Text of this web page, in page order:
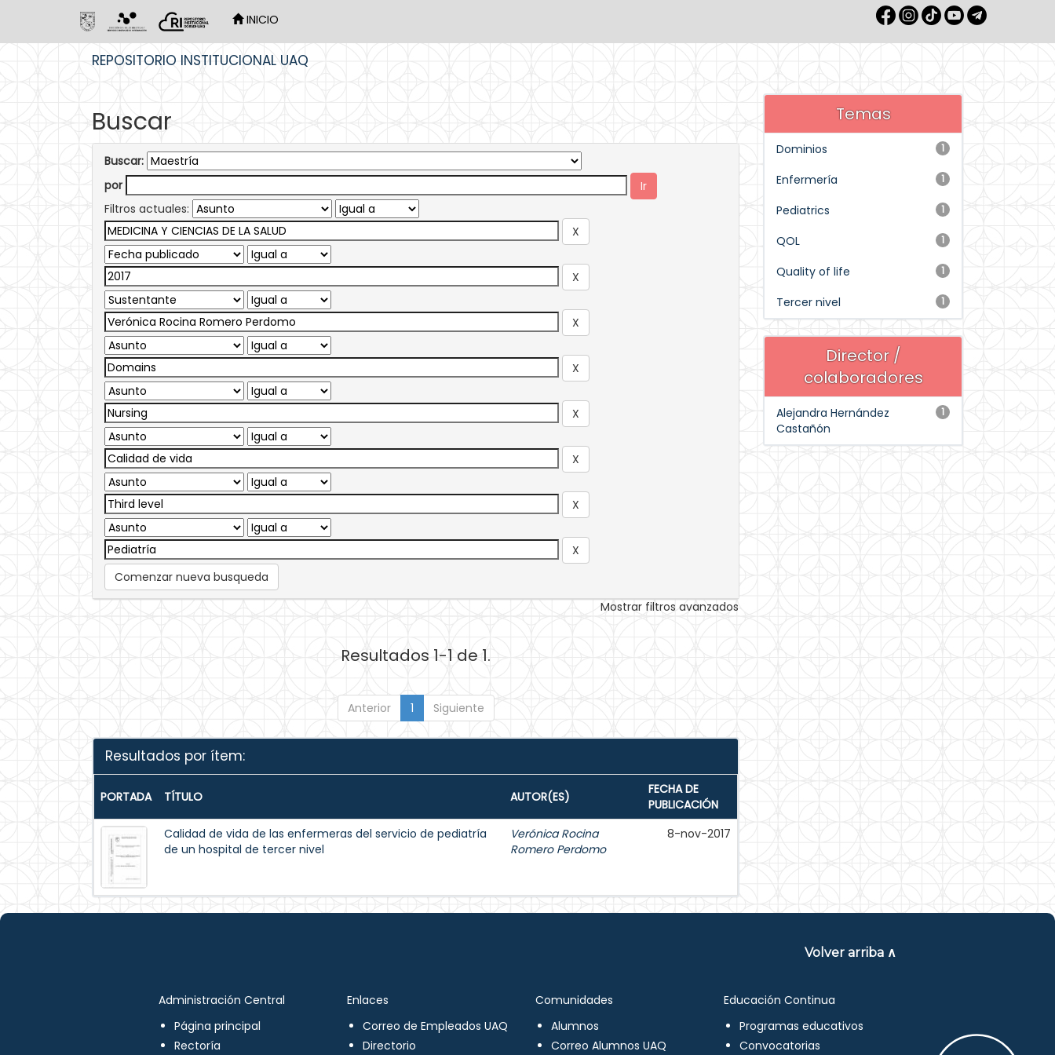
INICIO
REPOSITORIO INSTITUCIONAL UAQ
Buscar
Buscar:
por
Filtros actuales:
Comenzar nueva busqueda
Mostrar filtros avanzados
Resultados 1-1 de 1.
Anterior 1 Siguiente
Resultados por ítem:
PORTADA TÍTULO AUTOR(ES)
FECHA DE
PUBLICACIÓN
Calidad de vida de las enfermeras del servicio de pediatría
de un hospital de tercer nivel
Verónica Rocina
Romero Perdomo
8-nov-2017
Temas
1
Dominios
1
Enfermería
1
Pediatrics
1
QOL
1
Quality of life
1
Tercer nivel
Director /
colaboradores
1
Alejandra Hernández
Castañón
Volver arriba ∧
Administración Central
Página principal
Rectoría
Enlaces
Correo de Empleados UAQ
Directorio
Comunidades
Alumnos
Correo Alumnos UAQ
Educación Continua
Programas educativos
Convocatorias